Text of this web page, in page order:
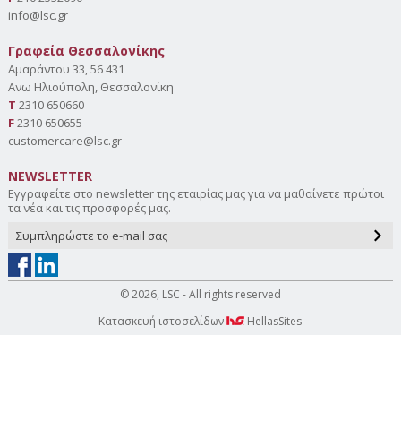
info@lsc.gr
Γραφεία Θεσσαλονίκης
Αμαράντου 33, 56 431
Aνω Ηλιούπολη, Θεσσαλονίκη
Τ 2310 650660
F2310 650655
customercare@lsc.gr
NEWSLETTER
Εγγραφείτε στο newsletter της εταιρίας μας για να μαθαίνετε πρώτοι
τα νέα και τις προσφορές μας.
© 2026, LSC - All rights reserved
Κατασκευή ιστοσελίδων
HellasSites